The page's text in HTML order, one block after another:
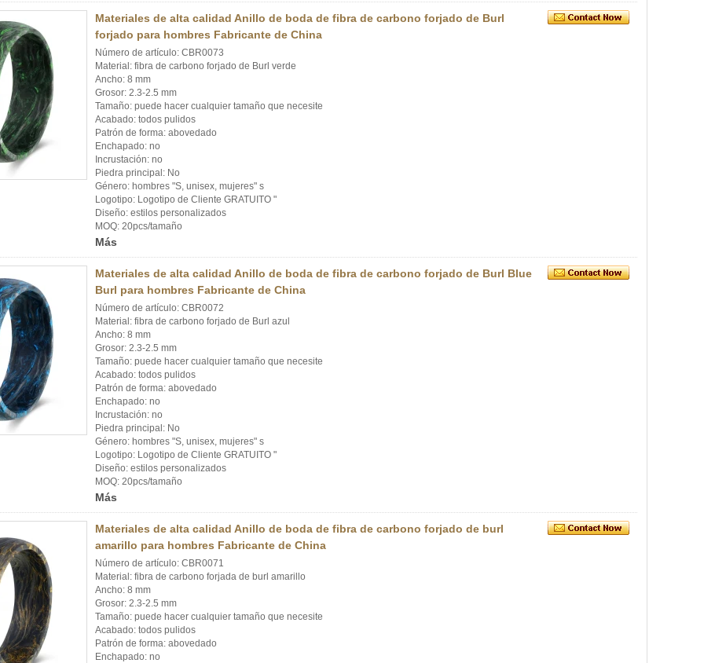
Materiales de alta calidad Anillo de boda de fibra de carbono forjado de Burl
forjado para hombres Fabricante de China
Número de artículo: CBR0073
Material: fibra de carbono forjado de Burl verde
Ancho: 8 mm
Grosor: 2.3-2.5 mm
Tamaño: puede hacer cualquier tamaño que necesite
Acabado: todos pulidos
Patrón de forma: abovedado
Enchapado: no
Incrustación: no
Piedra principal: No
Género: hombres "S, unisex, mujeres" s
Logotipo: Logotipo de Cliente GRATUITO "
Diseño: estilos personalizados
MOQ: 20pcs/tamaño
Más
Materiales de alta calidad Anillo de boda de fibra de carbono forjado de Burl Blue
Burl para hombres Fabricante de China
Número de artículo: CBR0072
Material: fibra de carbono forjado de Burl azul
Ancho: 8 mm
Grosor: 2.3-2.5 mm
Tamaño: puede hacer cualquier tamaño que necesite
Acabado: todos pulidos
Patrón de forma: abovedado
Enchapado: no
Incrustación: no
Piedra principal: No
Género: hombres "S, unisex, mujeres" s
Logotipo: Logotipo de Cliente GRATUITO "
Diseño: estilos personalizados
MOQ: 20pcs/tamaño
Más
Materiales de alta calidad Anillo de boda de fibra de carbono forjado de burl
amarillo para hombres Fabricante de China
Número de artículo: CBR0071
Material: fibra de carbono forjada de burl amarillo
Ancho: 8 mm
Grosor: 2.3-2.5 mm
Tamaño: puede hacer cualquier tamaño que necesite
Acabado: todos pulidos
Patrón de forma: abovedado
Enchapado: no